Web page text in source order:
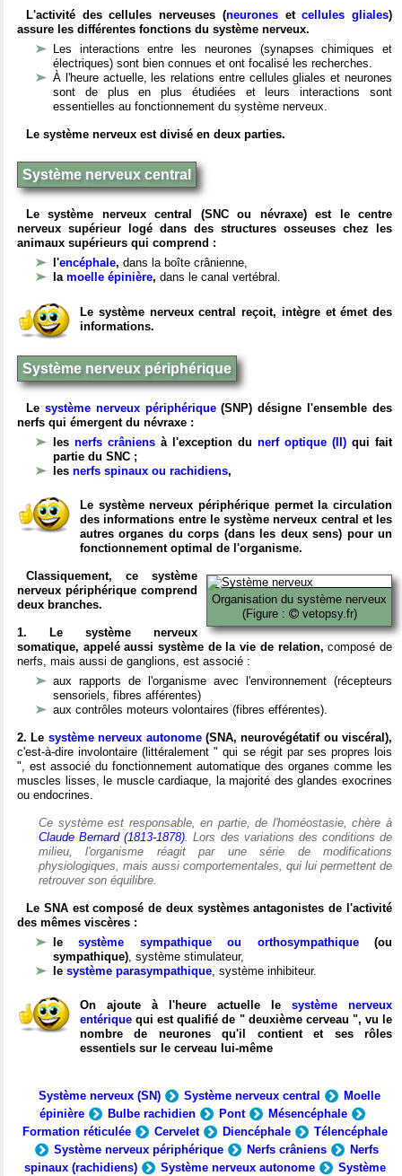
L'activité des cellules nerveuses (neuronesetcellules gliales)
assure les différentes fonctions du système nerveux.
Les interactions entre les neurones (synapses chimiques et
électriques) sont bien connues et ont focalisé les recherches.
À l'heure actuelle, les relations entre cellules gliales et neurones
sont de plus en plus étudiées et leurs interactions sont
essentielles au fonctionnement du système nerveux.
Le système nerveux est divisé en deux parties.
Système nerveux central
Le système nerveux central (SNC ou névraxe) est le centre
nerveux supérieur logé dans des structures osseuses chez les
animaux supérieurs qui comprend :
l'encéphale, dans la boîte crânienne,
la moelle épinière, dans le canal vertébral.
Le système nerveux central reçoit, intègre et émet des
informations.
Système nerveux périphérique
Le système nerveux périphérique(SNP) désigne l'ensemble des
nerfs qui émergent du névraxe :
les nerfs crâniens à l'exception du nerf optique (II) qui fait
partie du SNC ;
les nerfs spinaux ou rachidiens,
Le système nerveux périphérique permet la circulation
des informations entre le système nerveux central et les
autres organes du corps (dans les deux sens) pour un
fonctionnement optimal de l'organisme.
Organisation du système nerveux
(Figure :
vetopsy.fr)
Classiquement, ce système
nerveux périphérique comprend
deux branches.
1. Le système nerveux
somatique, appelé aussi système de la vie de relation, composé de
nerfs, mais aussi de ganglions, est associé :
aux rapports de l'organisme avec l'environnement (récepteurs
sensoriels, fibres afférentes)
aux contrôles moteurs volontaires (fibres efférentes).
2. Le système nerveux autonome(SNA, neurovégétatif ou viscéral),
c'est-à-dire involontaire (littéralement " qui se régit par ses propres lois
", est associé du fonctionnement automatique des organes comme les
muscles lisses, le muscle cardiaque, la majorité des glandes exocrines
ou endocrines.
Ce système est responsable, en partie, de l'homéostasie, chère à
Claude Bernard (1813-1878). Lors des variations des conditions de
milieu, l'organisme réagit par une série de modifications
physiologiques, mais aussi comportementales, qui lui permettent de
retrouver son équilibre.
Le SNA est composé de deux systèmes antagonistes de l'activité
des mêmes viscères :
lesystème sympathique ou orthosympathique(ou
sympathique), système stimulateur,
le système parasympathique, système inhibiteur.
On ajoute à l'heure actuelle le système nerveux
entérique qui est qualifié de " deuxième cerveau ", vu le
nombre de neurones qu'il contient et ses rôles
essentiels sur le cerveau lui-même
Système nerveux (SN) Système nerveux central
Moelle
épinière
Bulbe rachidien Pont
Mésencéphale
Formation réticulée
Cervelet Diencéphale
Télencéphale
Système nerveux périphérique
Nerfs crâniens
Nerfs
spinaux (rachidiens)
Système nerveux autonome
Système